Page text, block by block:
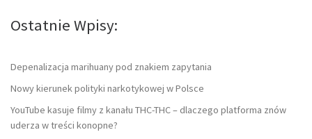
Ostatnie Wpisy:
Depenalizacja marihuany pod znakiem zapytania
Nowy kierunek polityki narkotykowej w Polsce
YouTube kasuje filmy z kanału THC-THC – dlaczego platforma znów
uderza w treści konopne?